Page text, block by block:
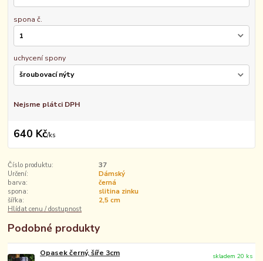
spona č.
uchycení spony
Nejsme plátci DPH
640 Kč/ks
Číslo produktu:
37
Určení:
Dámský
barva:
černá
spona:
slitina zinku
šířka:
2,5 cm
Hlídat cenu / dostupnost
Podobné produkty
Opasek černý, šíře 3cm
skladem 20 ks